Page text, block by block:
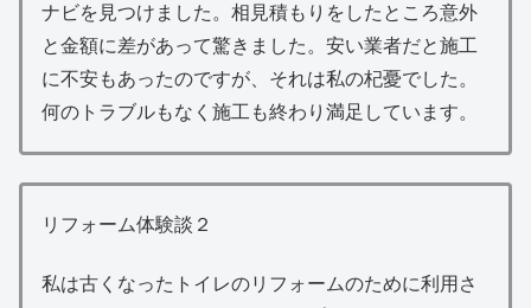
ナビを見つけました。相見積もりをしたところ意外
と金額に差があって驚きました。安い業者だと施工
に不安もあったのですが、それは私の杞憂でした。
何のトラブルもなく施工も終わり満足しています。
リフォーム体験談２
私は古くなったトイレのリフォームのために利用さ